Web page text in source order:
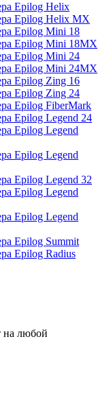
Epilog Helix
Epilog Helix MX
Epilog Mini 18
Epilog Mini 18MX
Epilog Mini 24
Epilog Mini 24MX
Epilog Zing 16
Epilog Zing 24
Epilog FiberMark
Epilog Legend 24
Epilog Legend
Epilog Legend
Epilog Legend 32
Epilog Legend
Epilog Legend
Epilog Summit
Epilog Radius
на любой